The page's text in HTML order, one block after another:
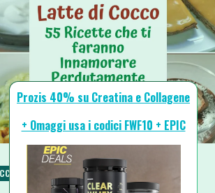
& GUIDE RICETTE
Prozis 40% su Creatina e Collagene
+ Omaggi usa i codici FWF10 + EPIC